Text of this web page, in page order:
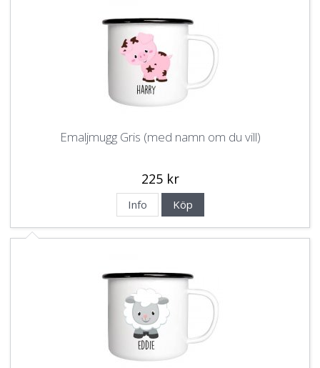
Emaljmugg Gris (med namn om du vill)
225 kr
Info Köp